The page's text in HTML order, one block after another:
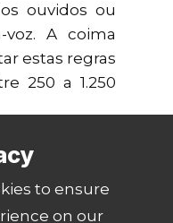
ouvidos ou
A coima
estas regras
250 a 1.250
to ensure
on our